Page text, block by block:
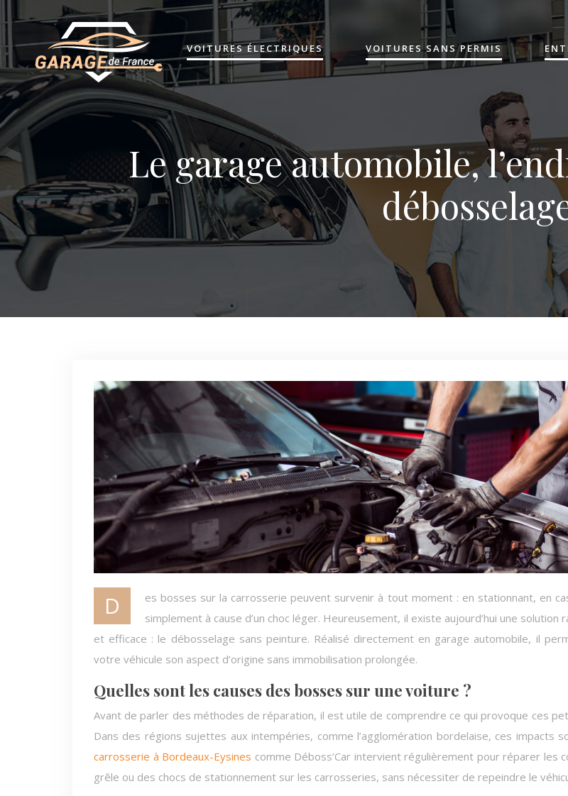
VOITURES ÉLECTRIQUES VOITURES SANS PERMIS
Le garage automobile,
Des bosses sur la carrosserie peuvent survenir à tout moment : en stationnant, en cas d’intempéries ou
simplement à cause d’un choc léger. Heureusement, il existe aujourd’hui une solution
et efficace : le débosselage sans peinture. Réalisé directement en garage automobile, il
votre véhicule son aspect d’origine sans immobilisation prolongée.
Quelles sont les causes des bosses sur une voiture ?
Avant de parler des méthodes de réparation, il est utile de comprendre ce qui provoque ces
Dans des régions sujettes aux intempéries, comme l’agglomération bordelaise, ces impacts
carrosserie à Bordeaux-Eysines comme Déboss’Car intervient régulièrement pour réparer les
grêle ou des chocs de stationnement sur les carrosseries, sans nécessiter de repeindre le